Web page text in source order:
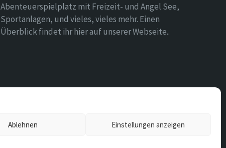
Ablehnen Einstellungen anzeigen
Abenteuerspielplatz mit Freizeit- und Angel See,
Sportanlagen, und vieles, vieles mehr. Einen
Überblick findet ihr hier auf unserer Webseite..